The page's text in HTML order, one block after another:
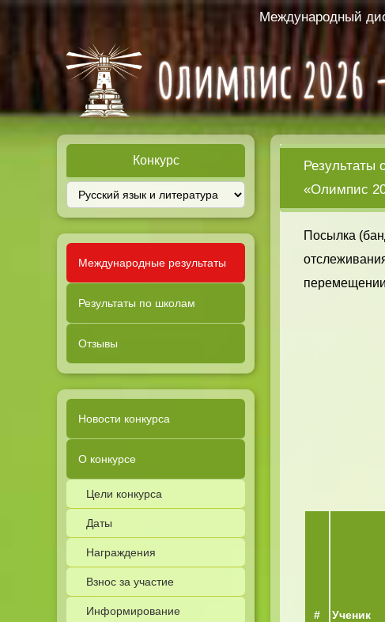
Международный
Конкурс
Международные результаты
Результаты по школам
Отзывы
Новости конкурса
О конкурсе
Цели конкурса
Даты
Награждения
Взнос за участие
Информирование
Результаты
«Олимпис
Посылка
# Ученик